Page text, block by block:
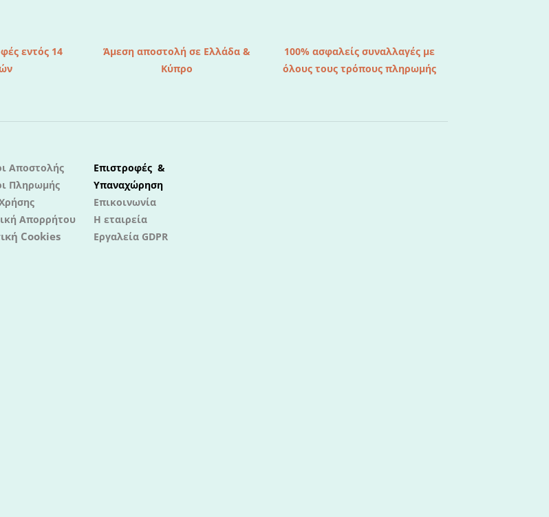
εντός 14
Άμεση αποστολή σε Ελλάδα &
Κύπρο
100% ασφαλείς συναλλαγές με
όλους τους τρόπους πληρωμής
Αποστολής
Πληρωμής
Απορρήτου
Cookies
Επιστροφές &
Υπαναχώρηση
Επικοινωνία
Η εταιρεία
Εργαλεία GDPR